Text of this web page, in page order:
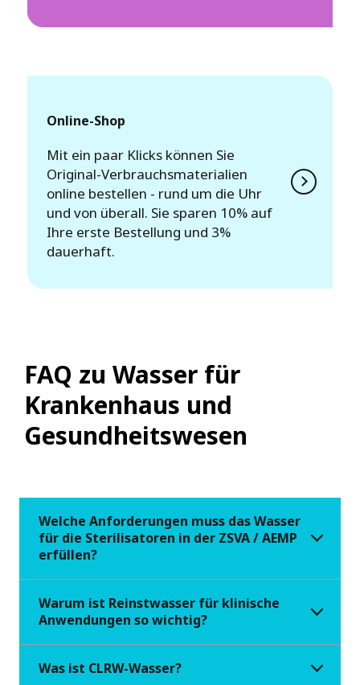
Online-Shop
Mit ein paar Klicks können Sie
Original-Verbrauchsmaterialien
online bestellen - rund um die Uhr
und von überall. Sie sparen 10% auf
Ihre erste Bestellung und 3%
dauerhaft.
FAQ zu Wasser für
Krankenhaus und
Gesundheitswesen
Welche Anforderungen muss das Wasser
für die Sterilisatoren in der ZSVA / AEMP
erfüllen?
Warum ist Reinstwasser für klinische
Anwendungen so wichtig?
Was ist CLRW-Wasser?